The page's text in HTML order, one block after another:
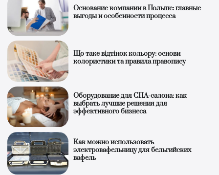
Основание компании в Польше: главные
выгоды и особенности процесса
Що таке відтінок кольору: основи
колористики та правила правопису
Оборудование для СПА-салона: как
выбрать лучшие решения для
эффективного бизнеса
Как можно использовать
электровафельницу для бельгийских
вафель